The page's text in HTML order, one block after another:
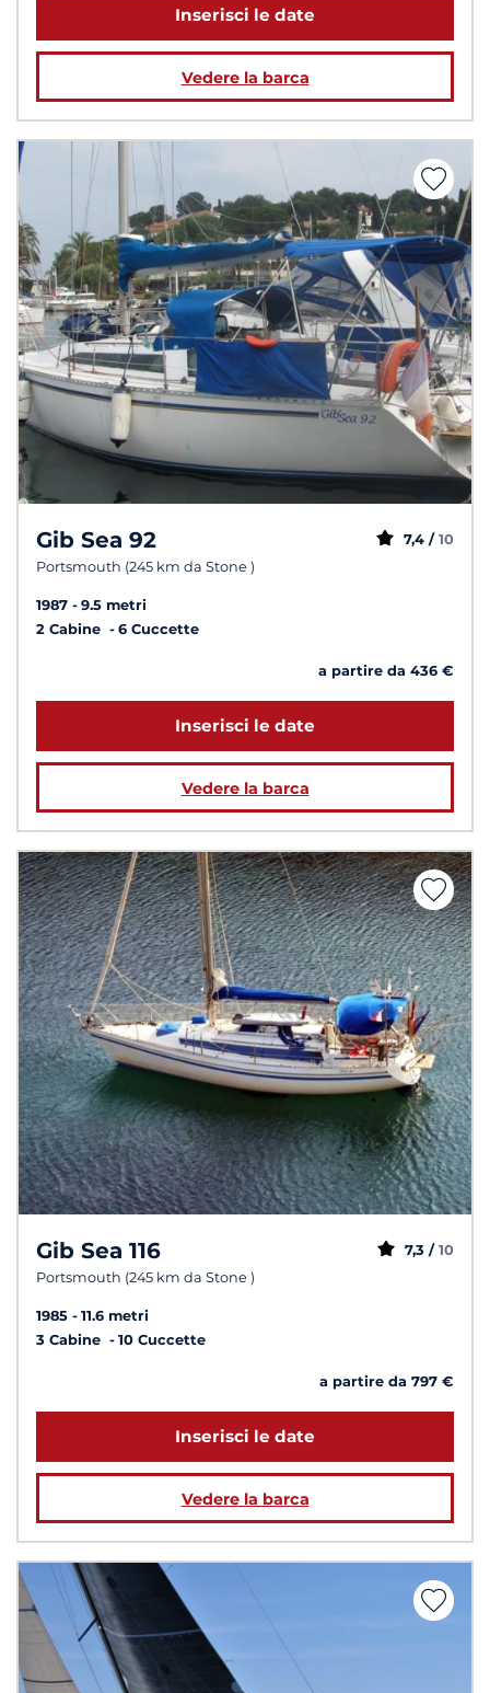
Inserisci le date
Vedere la barca
Gib Sea 92
Portsmouth (245 km da Stone )
7,4 / 10
1987
9.5 metri
2 Cabine
6 Cuccette
a partire da 436 €
Inserisci le date
Vedere la barca
Gib Sea 116
Portsmouth (245 km da Stone )
7,3 / 10
1985
11.6 metri
3 Cabine
10 Cuccette
a partire da 797 €
Inserisci le date
Vedere la barca